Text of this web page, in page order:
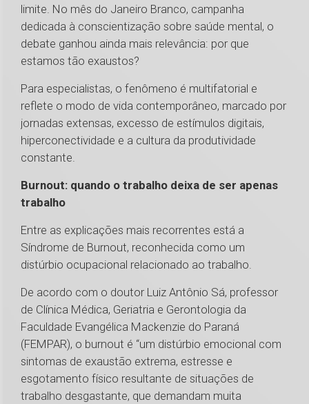
limite. No mês do Janeiro Branco, campanha
dedicada à conscientização sobre saúde mental, o
debate ganhou ainda mais relevância: por que
estamos tão exaustos?
Para especialistas, o fenômeno é multifatorial e
reflete o modo de vida contemporâneo, marcado por
jornadas extensas, excesso de estímulos digitais,
hiperconectividade e a cultura da produtividade
constante.
Burnout: quando o trabalho deixa de ser apenas
trabalho
Entre as explicações mais recorrentes está a
Síndrome de Burnout, reconhecida como um
distúrbio ocupacional relacionado ao trabalho.
De acordo com o doutor Luiz Antônio Sá, professor
de Clínica Médica, Geriatria e Gerontologia da
Faculdade Evangélica Mackenzie do Paraná
(FEMPAR), o burnout é “um distúrbio emocional com
sintomas de exaustão extrema, estresse e
esgotamento físico resultante de situações de
trabalho desgastante, que demandam muita